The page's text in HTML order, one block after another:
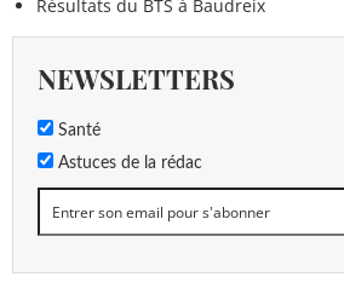
Résultats du BTS à Baudreix
NEWSLETTERS
Santé
Astuces de la rédac